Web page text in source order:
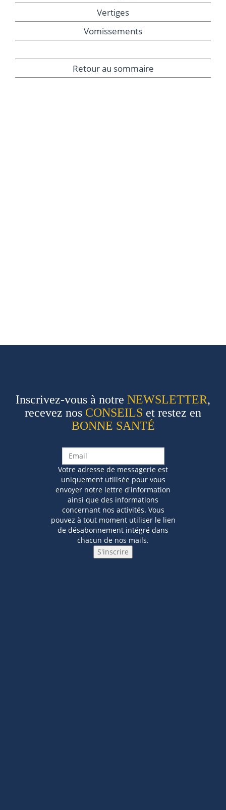
Vertiges
Vomissements
Retour au sommaire
Inscrivez-vous à notre NEWSLETTER,
recevez nos CONSEILS et restez en
BONNE SANTÉ
Votre adresse de messagerie est
uniquement utilisée pour vous
envoyer notre lettre d'information
ainsi que des informations
concernant nos activités. Vous
pouvez à tout moment utiliser le lien
de désabonnement intégré dans
chacun de nos mails.